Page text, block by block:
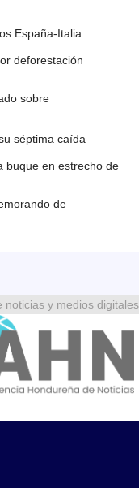
España-Italia
deforestación
sobre
séptima caída
buque en estrecho de
de
noticias y medios digitales